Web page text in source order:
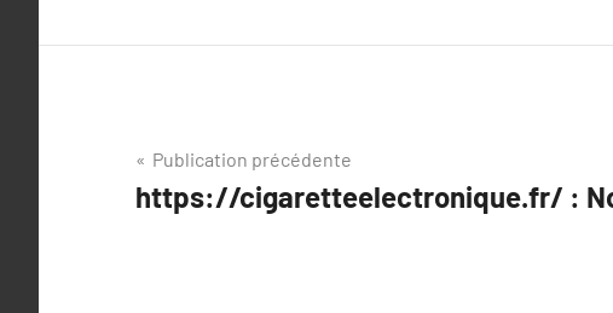
Navigation
de
Publication précédente
https://cigaretteelectronique.fr/ :